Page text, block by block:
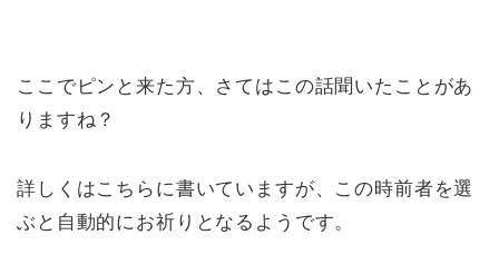
ここでピンと来た方、さてはこの話聞いたことがあ
りますね？
詳しくはこちらに書いていますが、この時前者を選
ぶと自動的にお祈りとなるようです。